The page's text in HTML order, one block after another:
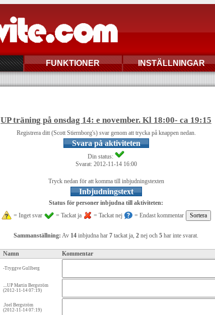
FUNKTIONER INSTÄLLNINGAR
UP träning på onsdag 14: e november. Kl 18:00- ca 19:15
Registrera ditt (Scott Stiernborg's) svar genom att trycka på knappen nedan.
Svara på aktiviteten
Din status:
Svarat: 2012-11-14 16:00
Tryck nedan för att komma till inbjudningstexten
Inbjudningstext
Status för personer inbjudna till aktiviteten:
= Inget svar
= Tackat ja = Tackat nej = Endast kommentar
Sammanställning: Av 14 inbjudna har 7 tackat ja, 2 nej och 5 har inte svarat.
Namn Kommentar
-Tryggve Gullberg
....UP Martin Bergström
(2012-11-14 07:19)
.Joel Bergström
(2012-11-14 07:19)